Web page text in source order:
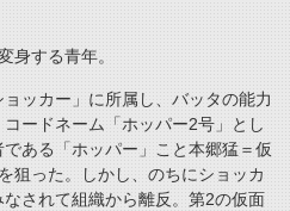
身する青年。
ッカー」に所属し、バッタの能力
ードネーム「ホッパー2号」とし
ある「ホッパー」こと本郷猛＝仮
狙った。しかし、のちにショッカ
されて組織から離反。第2の仮面